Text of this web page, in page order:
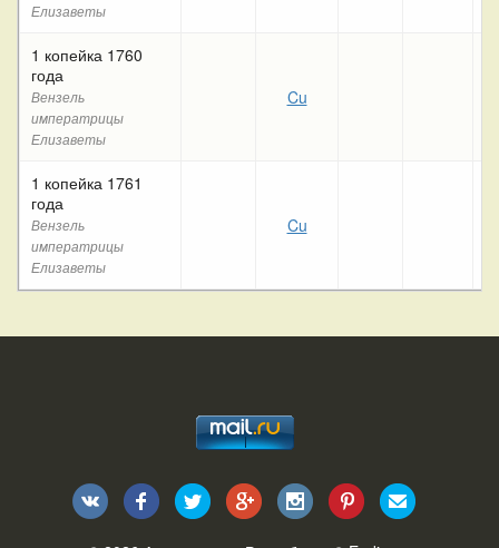
Елизаветы
1 копейка 1760
года
Вензель
императрицы
Елизаветы
Cu
1 копейка 1761
года
Вензель
императрицы
Елизаветы
Cu